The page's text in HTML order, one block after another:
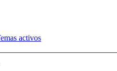
activos